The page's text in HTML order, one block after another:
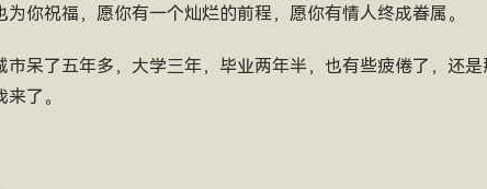
你祝福，愿你有一个灿烂的前程，愿你有情人终成眷属。
市呆了五年多，大学三年，毕业两年半，也有些疲倦了，还
了。